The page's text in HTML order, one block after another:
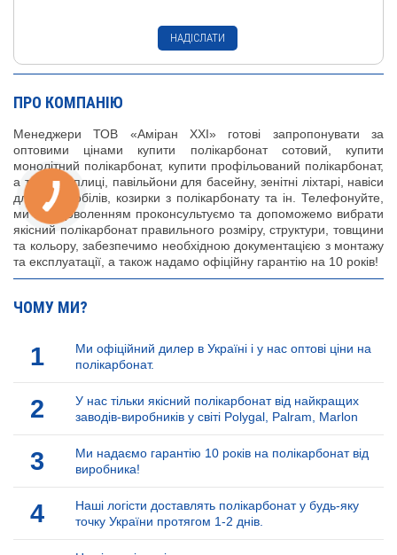
ПРО КОМПАНІЮ
Менеджери ТОВ «Аміран XXI» готові запропонувати за
оптовими цінами купити полікарбонат сотовий, купити
монолітний полікарбонат, купити профільований полікарбонат,
а також теплиці, павільйони для басейну, зенітні ліхтарі, навіси
для автомобілів, козирки з полікарбонату та ін. Телефонуйте,
ми із задоволенням проконсультуємо та допоможемо вибрати
якісний полікарбонат правильного розміру, структури, товщини
та кольору, забезпечимо необхідною документацією з монтажу
та експлуатації, а також надамо офіційну гарантію на 10 років!
ЧОМУ МИ?
1
Ми офіційний дилер в Україні і у нас оптові ціни на
полікарбонат.
2
У нас тільки якісний полікарбонат від найкращих
заводів-виробників у світі Polygal, Palram, Marlon
3
Ми надаємо гарантію 10 років на полікарбонат від
виробника!
4
Наші логісти доставлять полікарбонат у будь-яку
точку України протягом 1-2 днів.